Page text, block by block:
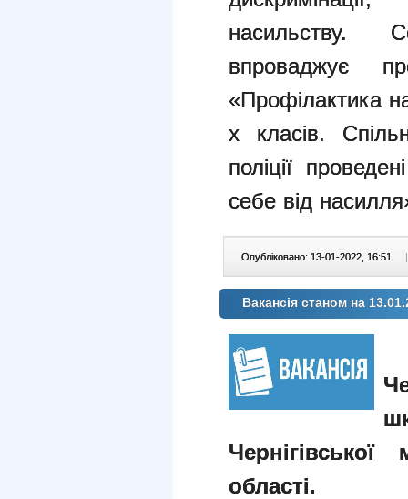
насильству.
впроваджує
«Профілактика
х класів.
поліції
себе від
Опубліковано: 13-01-2022, 16:51 |
Вакансія станом на
Чернігівської
області.